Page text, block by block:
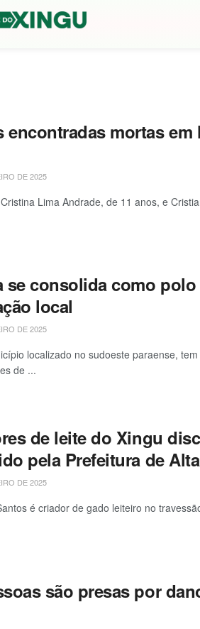
encontradas mortas
DE 2025
Lima Andrade, de 11 anos, e
se consolida como
local
DE 2025
localizado no sudoeste paraense,
de ...
de leite do Xingu
pela Prefeitura de
DE 2025
é criador de gado leiteiro no
são presas por